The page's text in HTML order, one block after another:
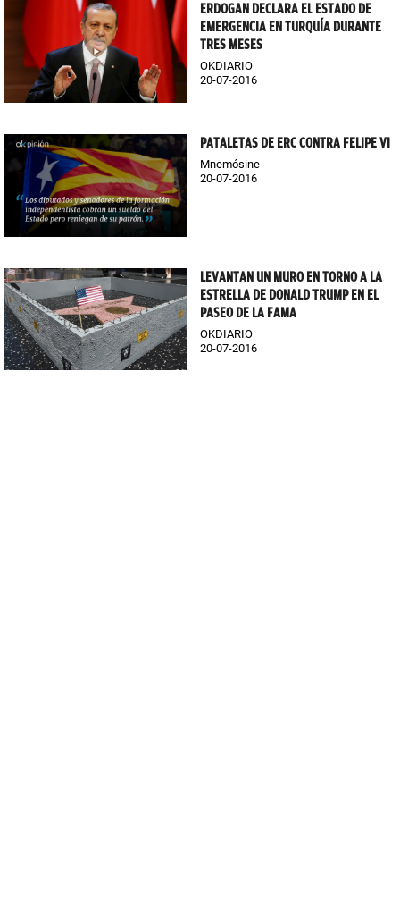
ERDOGAN DECLARA EL ESTADO DE
EMERGENCIA EN TURQUÍA DURANTE
TRES MESES
OKDIARIO
20-07-2016
PATALETAS DE ERC CONTRA FELIPE VI
Mnemósine
20-07-2016
LEVANTAN UN MURO EN TORNO A LA
ESTRELLA DE DONALD TRUMP EN EL
PASEO DE LA FAMA
OKDIARIO
20-07-2016